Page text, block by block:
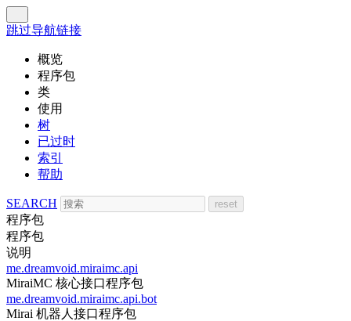
跳过导航链接
概览
程序包
类
使用
树
已过时
索引
帮助
SEARCH
程序包
程序包
说明
me.dreamvoid.miraimc.api
MiraiMC 核心接口程序包
me.dreamvoid.miraimc.api.bot
Mirai 机器人接口程序包